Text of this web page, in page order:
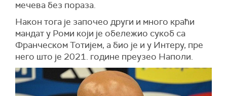
мечева без пораза.
Након тога је започео други и много краћи
мандат у Роми који је обележио сукоб са
Франческом Тотијем, а био је и у Интеру, пре
него што је 2021. године преузео Наполи.